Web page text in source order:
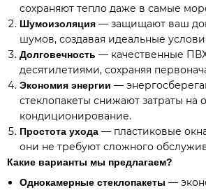
сохраняют тепло даже в самые
Шумоизоляция — защищают ваш
шумов, создавая идеальные
Долговечность — качественные
десятилетиями, сохраняя
Экономия энергии —
стеклопакеты снижают затраты на
кондиционирование.
Простота ухода — пластиковые
они не требуют сложного
Какие варианты мы предлагаем?
Однокамерные стеклопакеты —